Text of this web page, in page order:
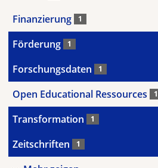
Finanzierung 1
Förderung 1
Forschungsdaten 1
Open Educational Ressources 1
Transformation 1
Zeitschriften 1